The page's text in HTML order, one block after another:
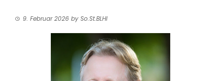
9. Februar 2026 by So.St.BLHI